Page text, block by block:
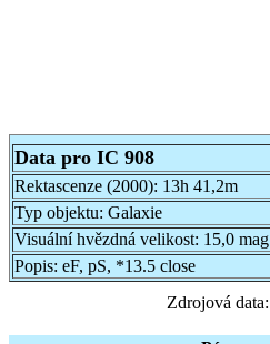
Data pro IC 908
Rektascenze (2000): 13h 41,2m
Typ objektu: Galaxie
Visuální hvězdná velikost: 15,0 mag
Popis: eF, pS, *13.5 close
Zdrojová data: